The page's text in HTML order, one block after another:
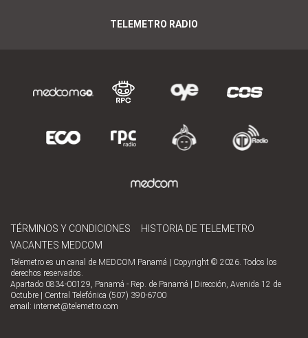
TELEMETRO RADIO
TÉRMINOS Y CONDICIONES
HISTORIA DE TELEMETRO
VACANTES MEDCOM
Telemetro es un canal de MEDCOM Panamá | Copyright © 2026. Todos los
derechos reservados.
Apartado 0834-00129, Panamá - Rep. de Panamá | Dirección, Avenida 12 de
Octubre | Central Telefónica (507) 390-6700
email: internet@telemetro.com